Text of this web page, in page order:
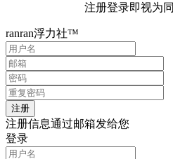
注册登录即视为
ranran浮力社™
注册信息通过邮箱发给您
登录